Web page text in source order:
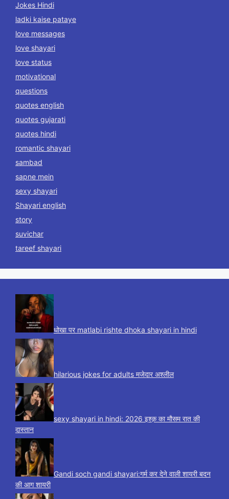
Jokes Hindi
ladki kaise pataye
love messages
love shayari
love status
motivational
questions
quotes english
quotes gujarati
quotes hindi
romantic shayari
sambad
sapne mein
sexy shayari
Shayari english
story
suvichar
tareef shayari
धोखा पर matlabi rishte dhoka shayari in hindi
hilarious jokes for adults मजेदार अश्लील
sexy shayari in hindi: 2026 इश्क़ का मौसम रात की
दास्तान
Gandi soch gandi shayari:गर्म कर देने वाली शायरी बदन
की आग शायरी